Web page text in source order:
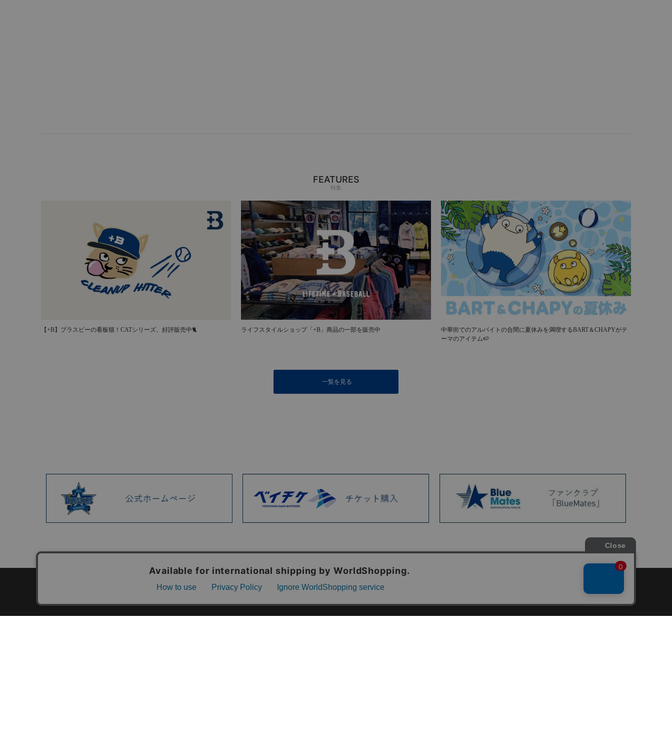
FEATURES
特集
【+B】プラスビーの看板猫！CATシリーズ、好評販売中🐈 ライフスタイルショップ「+B」商品の一部を販売中
中華街でのアルバイトの合間に夏休みを満喫するBART＆CHAPYがテ
ーマのアイテム🍉
一覧を見る